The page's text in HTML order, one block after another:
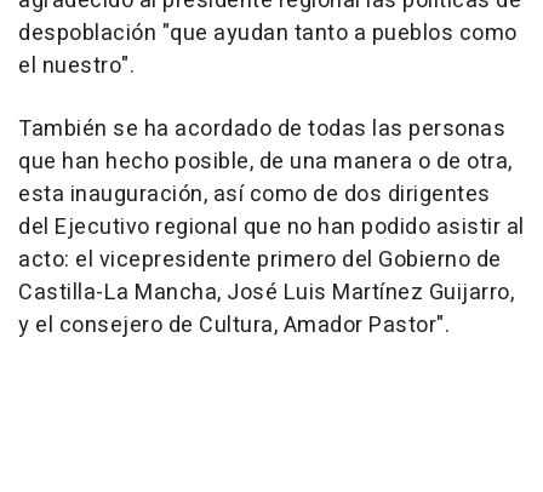
despoblación "que ayudan tanto a pueblos como
el nuestro".
También se ha acordado de todas las personas
que han hecho posible, de una manera o de otra,
esta inauguración, así como de dos dirigentes
del Ejecutivo regional que no han podido asistir al
acto: el vicepresidente primero del Gobierno de
Castilla-La Mancha, José Luis Martínez Guijarro,
y el consejero de Cultura, Amador Pastor".